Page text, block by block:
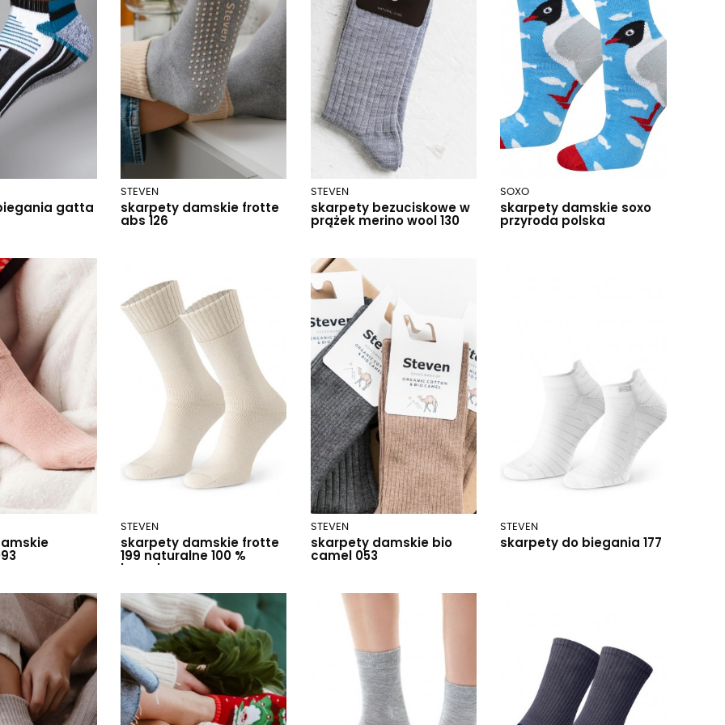
gatta
STEVEN
skarpety damskie frotte
abs 126
STEVEN
skarpety bezuciskowe w
prążek merino wool 130
SOXO
skarpety damskie soxo
przyroda polska
STEVEN
skarpety damskie frotte
199 naturalne 100 %
bawełna
STEVEN
skarpety damskie bio
camel 053
STEVEN
skarpety do biegania 177